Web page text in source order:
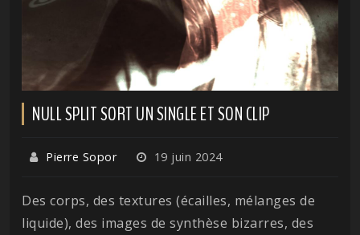
NULL SPLIT SORT UN SINGLE ET SON CLIP
Pierre Sopor 19 juin 2024
Des corps, des textures (écailles, mélanges de
liquide), des images de synthèse bizarres, des